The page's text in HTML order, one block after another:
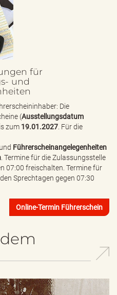
für
und
Die
(Ausstellungsdatum
zum 19.01.2027 . Für die
und Führerscheinangelegenheiten
. Termine für die Zulassungsstelle
07:00 freischalten. Termine für
Sprechtagen gegen 07:30
Online-Termin Führerschein